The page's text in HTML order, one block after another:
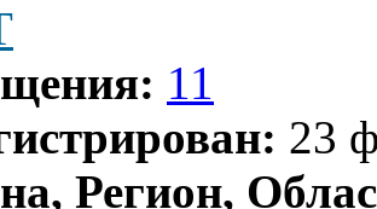
11
23
Регион,